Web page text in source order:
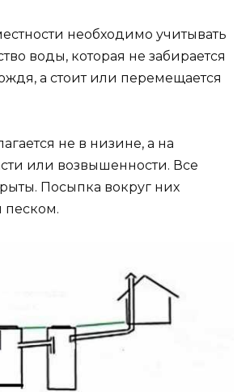
необходимо учитывать
воды, которая не забирается
а стоит или перемещается
не в низине, а на
или возвышенности. Все
Посыпка вокруг них
песком.